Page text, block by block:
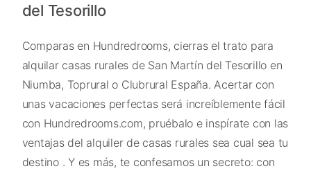
del Tesorillo
Comparas en Hundredrooms, cierras el trato para
alquilar casas rurales de San Martín del Tesorillo en
Niumba, Toprural o Clubrural España. Acertar con
unas vacaciones perfectas será increíblemente fácil
con Hundredrooms.com, pruébalo e inspírate con las
ventajas del alquiler de casas rurales sea cual sea tu
destino . Y es más, te confesamos un secreto: con